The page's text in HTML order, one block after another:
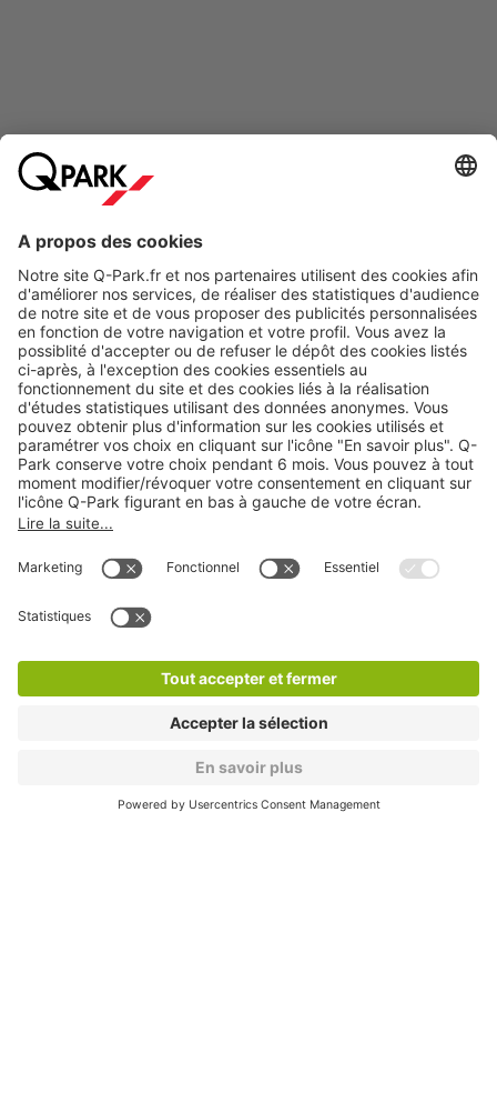
Modes de paiement en ligne
Nos produits
Nos services